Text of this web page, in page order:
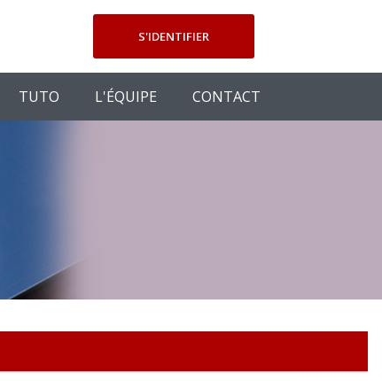
S'IDENTIFIER
TUTO L'ÉQUIPE CONTACT